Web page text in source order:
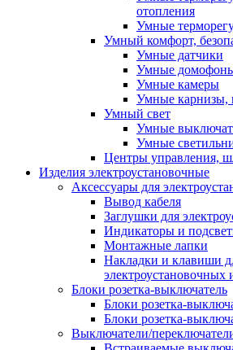
отопления
Умные
Умный комфорт,
Умные датчики
Умные
Умные камеры
Умные карнизы,
Умный свет
Умные
Умные
Центры управления,
Изделия электроустановочные
Аксессуары для
Вывод кабеля
Заглушки для
Индикаторы и
Монтажные лапки
Накладки и клавиши
электроустановочных
Блоки розетка-выключатель
Блоки розетка-
Блоки розетка-
Выключатели/